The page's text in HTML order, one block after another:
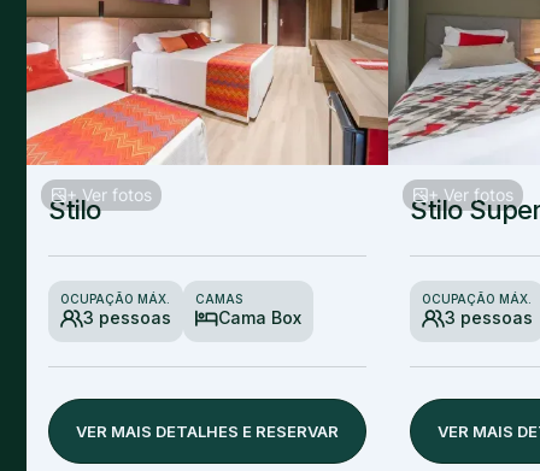
+ Ver fotos
Stilo
OCUPAÇÃO MÁX.
3 pessoas
CAMAS
Cama Box
VER MAIS DETALHES E RESERVAR
+ Ver fotos
Stilo
OCUPAÇÃO MÁX.
3 pessoas
VER MAIS